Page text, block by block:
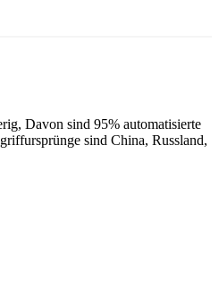
Davon sind 95% automatisierte
sind China, Russland,